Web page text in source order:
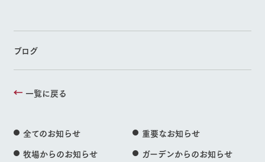
ブログ
一覧に戻る
全てのお知らせ
重要なお知らせ
牧場からのお知らせ
ガーデンからのお知らせ